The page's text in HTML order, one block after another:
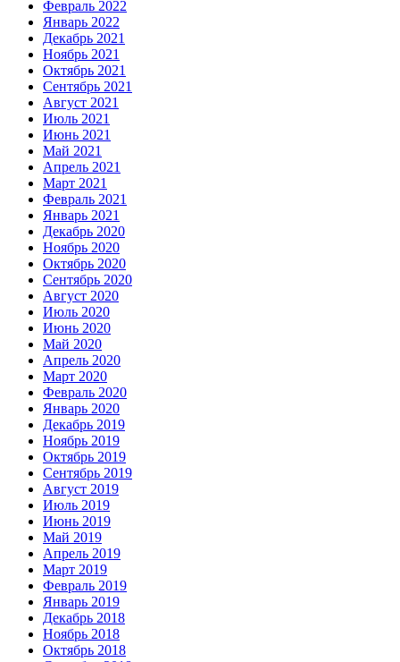
Февраль 2022
Январь 2022
Декабрь 2021
Ноябрь 2021
Октябрь 2021
Сентябрь 2021
Август 2021
Июль 2021
Июнь 2021
Май 2021
Апрель 2021
Март 2021
Февраль 2021
Январь 2021
Декабрь 2020
Ноябрь 2020
Октябрь 2020
Сентябрь 2020
Август 2020
Июль 2020
Июнь 2020
Май 2020
Апрель 2020
Март 2020
Февраль 2020
Январь 2020
Декабрь 2019
Ноябрь 2019
Октябрь 2019
Сентябрь 2019
Август 2019
Июль 2019
Июнь 2019
Май 2019
Апрель 2019
Март 2019
Февраль 2019
Январь 2019
Декабрь 2018
Ноябрь 2018
Октябрь 2018